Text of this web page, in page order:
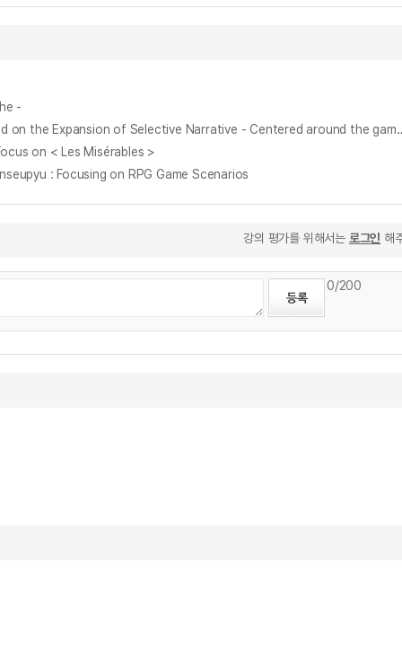
-
선택적 서사확장을 중심으로 한 인터렉티브 영화게임 분석 : 퀀틱 드림의 게
on < Les Misérables >
: Focusing on RPG Game Scenarios
강의 평가를 위해서는 로그인 해
0/200